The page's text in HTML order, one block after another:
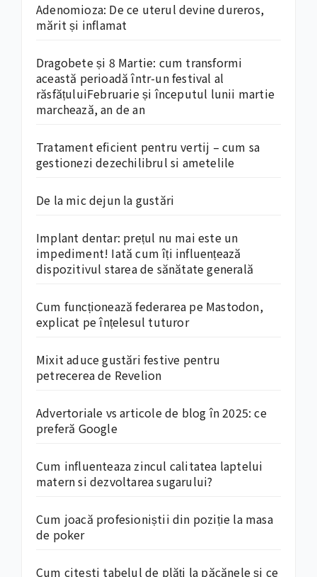
Adenomioza: De ce uterul devine dureros,
mărit și inflamat
Dragobete și 8 Martie: cum transformi
această perioadă într-un festival al
răsfățuluiFebruarie și începutul lunii martie
marchează, an de an
Tratament eficient pentru vertij – cum sa
gestionezi dezechilibrul si ametelile
De la mic dejun la gustări
Implant dentar: prețul nu mai este un
impediment! Iată cum îți influențează
dispozitivul starea de sănătate generală
Cum funcționează federarea pe Mastodon,
explicat pe înțelesul tuturor
Mixit aduce gustări festive pentru
petrecerea de Revelion
Advertoriale vs articole de blog în 2025: ce
preferă Google
Cum influenteaza zincul calitatea laptelui
matern si dezvoltarea sugarului?
Cum joacă profesioniștii din poziție la masa
de poker
Cum citești tabelul de plăți la păcănele și ce